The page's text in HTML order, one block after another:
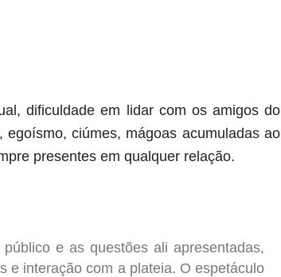
dificuldade em lidar com os amigos do
ciúmes, mágoas acumuladas ao
presentes em qualquer relação.
e as questões ali apresentadas,
e interação com a plateia. O espetáculo